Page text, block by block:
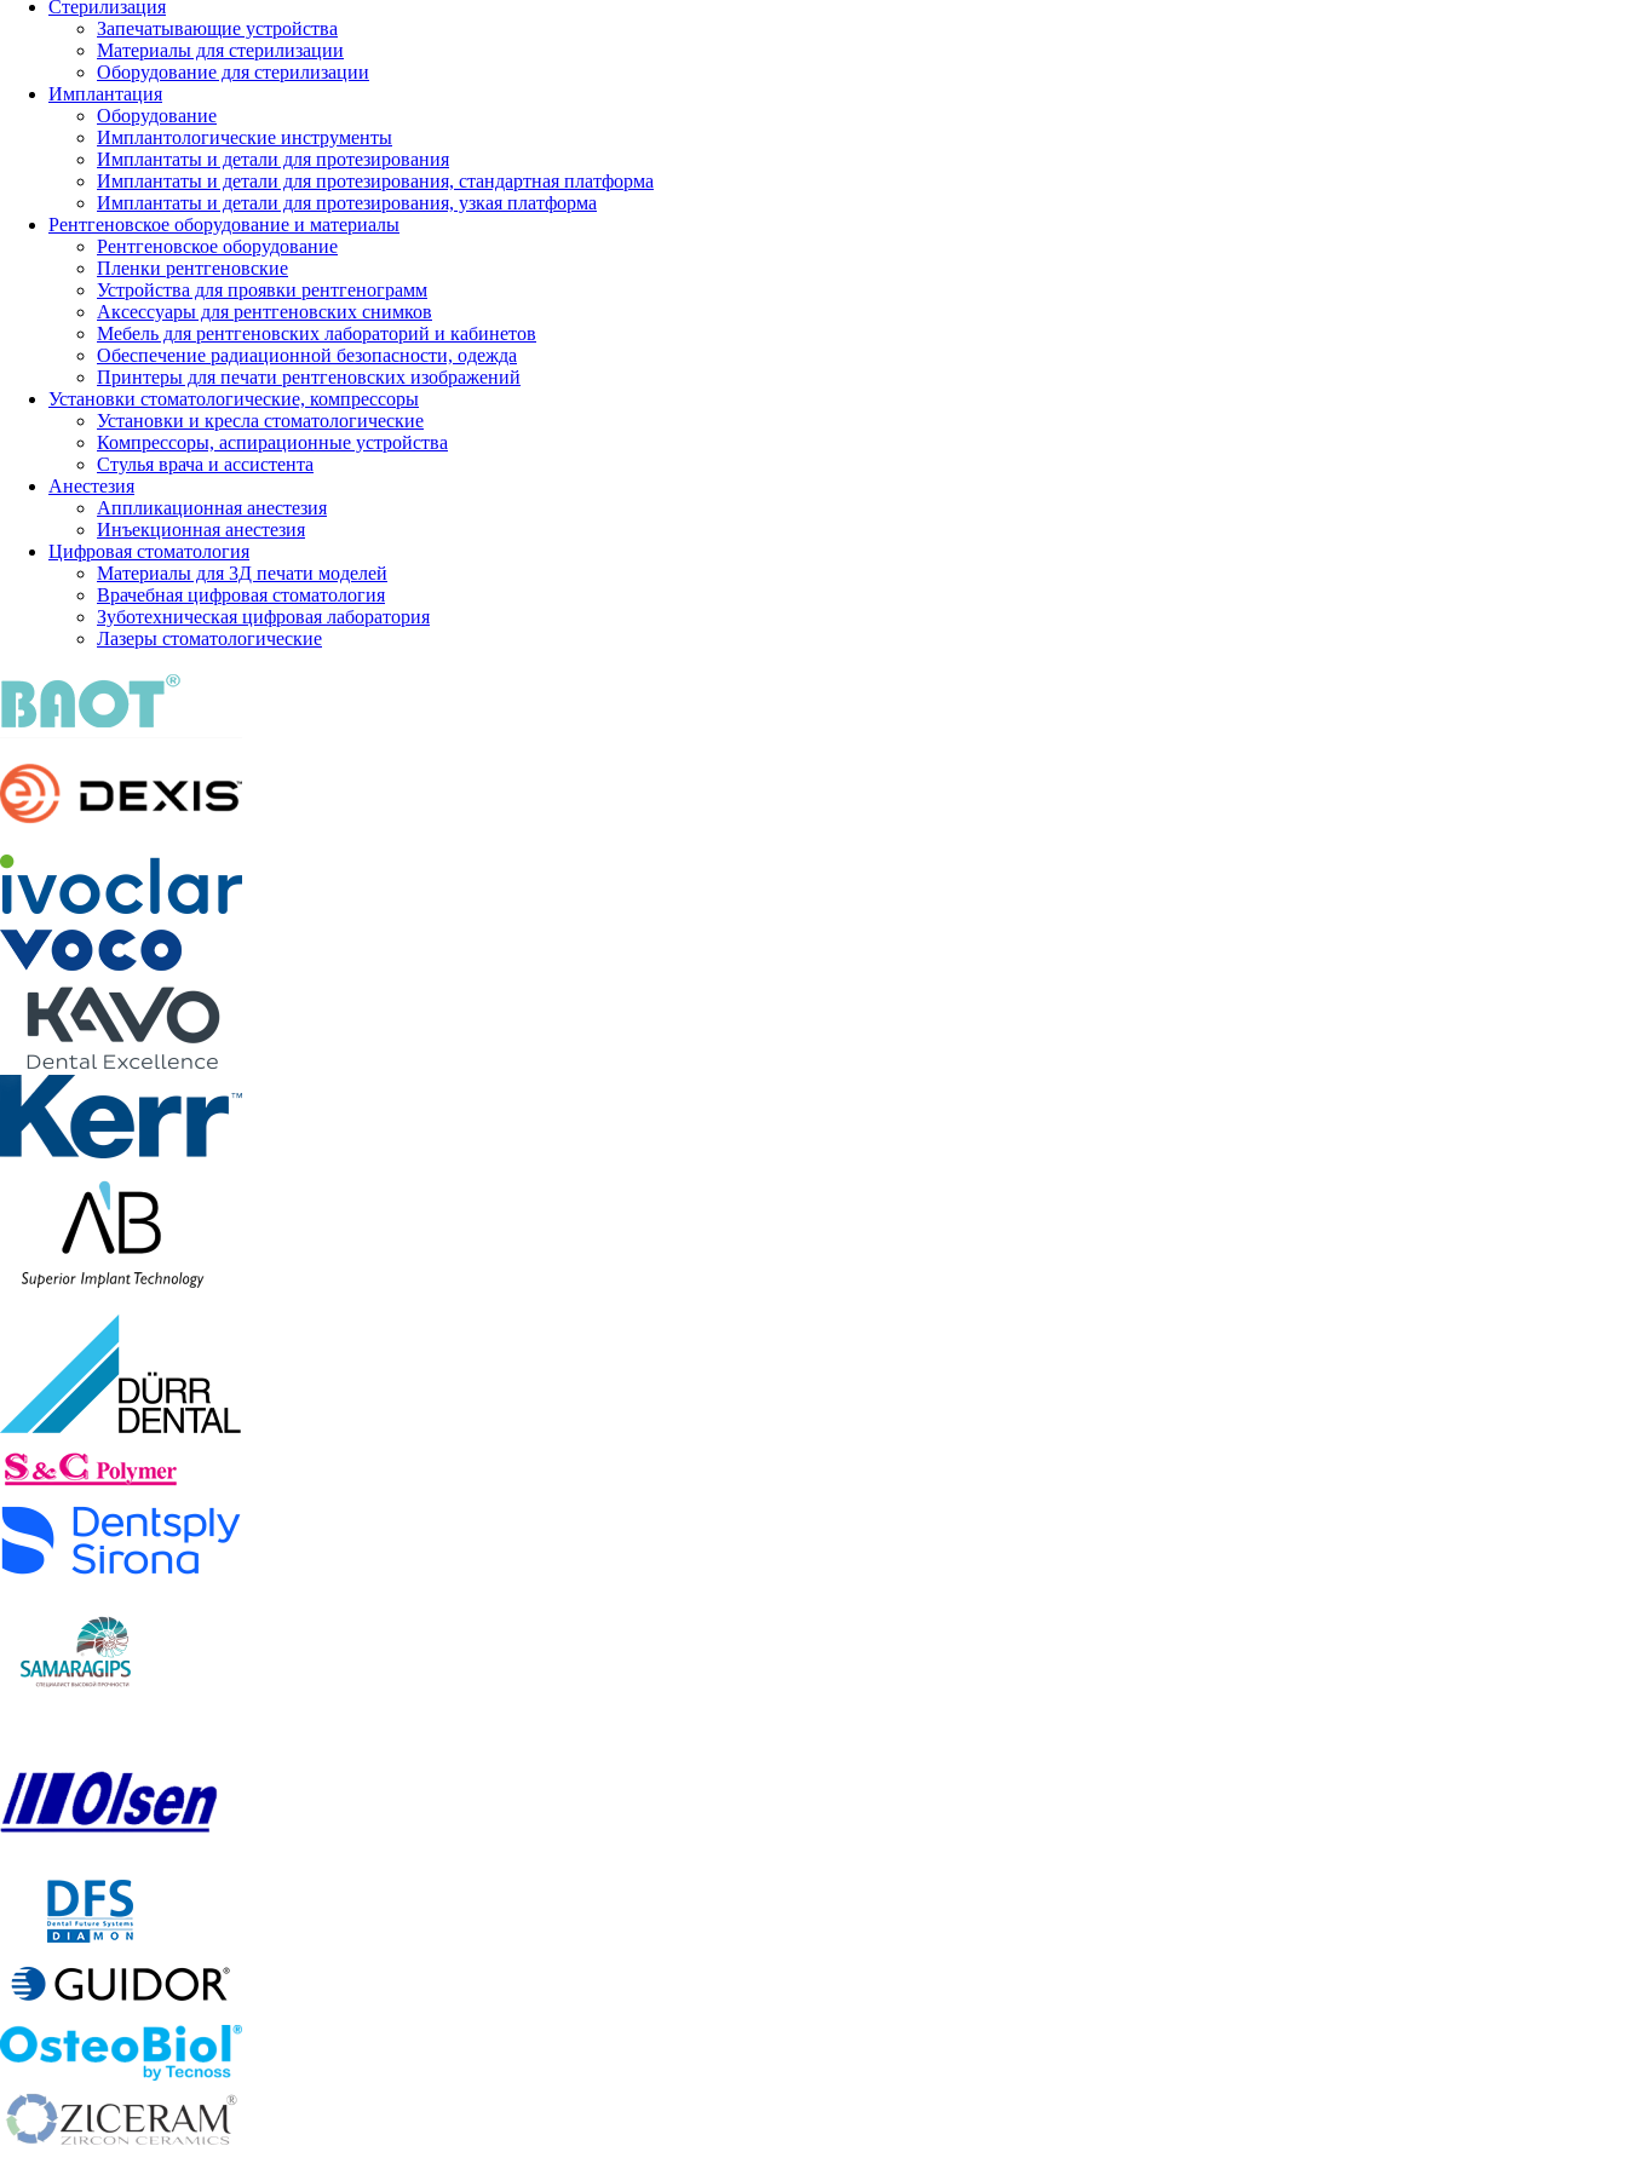
Стерилизация
Запечатывающие устройства
Материалы для стерилизации
Оборудование для стерилизации
Имплантация
Оборудование
Имплантологические инструменты
Имплантаты и детали для протезирования
Имплантаты и детали для протезирования, стандартная платформа
Имплантаты и детали для протезирования, узкая платформа
Рентгеновское оборудование и материалы
Рентгеновское оборудование
Пленки рентгеновские
Устройства для проявки рентгенограмм
Аксессуары для рентгеновских снимков
Мебель для рентгеновских лабораторий и кабинетов
Обеспечение радиационной безопасности, одежда
Принтеры для печати рентгеновских изображений
Установки стоматологические, компрессоры
Установки и кресла стоматологические
Компрессоры, аспирационные устройства
Стулья врача и ассистента
Анестезия
Аппликационная анестезия
Инъекционная анестезия
Цифровая стоматология
Материалы для 3Д печати моделей
Врачебная цифровая стоматология
Зуботехническая цифровая лаборатория
Лазеры стоматологические